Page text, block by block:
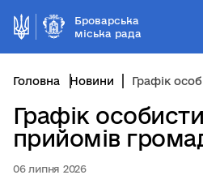
Броварська
міська рада
Головна Новини Графік
Графік
прийомів
06 липня 2026